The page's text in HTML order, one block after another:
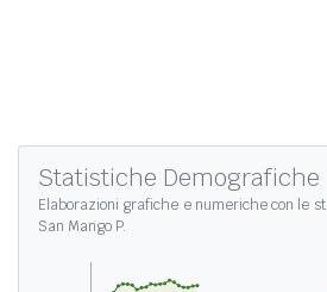
Statistiche Demografiche
Elaborazioni grafiche e numeriche con le
San Mango P.